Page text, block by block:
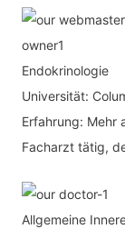
Endokrinologie
Universität:
Erfahrung: Mehr
Facharzt tätig,
Allgemeine